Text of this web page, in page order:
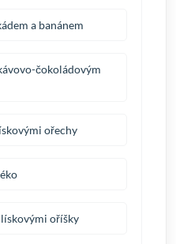
a banánem
čokoládovým
ořechy
oříšky